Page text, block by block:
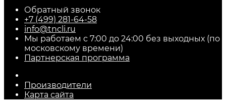
Обратный звонок
+7 (499) 281-64-58
info@tncli.ru
Мы работаем с 7:00 до 24:00 без выходных (по
московскому времени)
Партнерская программа
Производители
Карта сайта